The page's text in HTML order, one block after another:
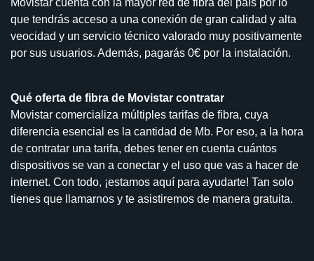
Movistar cuenta con la mayor red de fibra del país por lo
que tendrás acceso a una conexión de gran calidad y alta
veocidad y un servicio técnico valorado muy positivamente
por sus usuarios. Además, pagarás 0€ por la instalación.
Qué oferta de fibra de Movistar contratar
Movistar comercializa múltiples tarifas de fibra, cuya
diferencia esencial es la cantidad de Mb. Por eso, a la hora
de contratar una tarifa, debes tener en cuenta cuántos
dispositivos se van a conectar y el uso que vas a hacer de
internet. Con todo, ¡estamos aquí para ayudarte! Tan solo
tienes que llamarnos y te asistiremos de manera gratuita.